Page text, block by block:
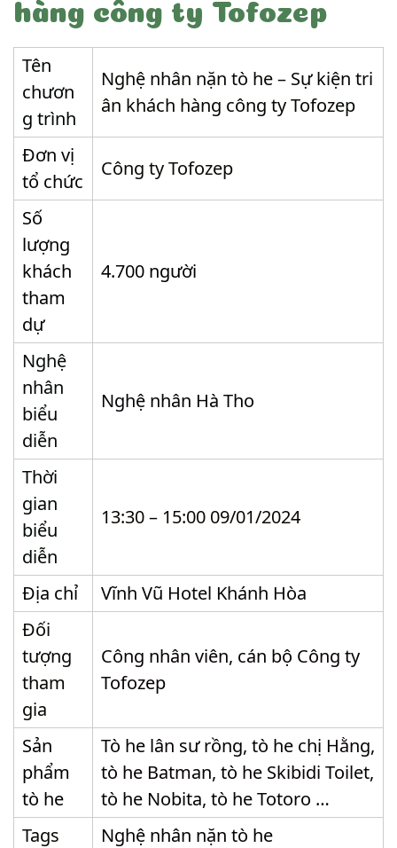
hàng công ty Tofozep
Tên
chươn
g trình
Nghệ nhân nặn tò he – Sự kiện tri
ân khách hàng công ty Tofozep
Đơn vị
tổ chức
Công ty Tofozep
Số
lượng
khách
tham
dự
4.700 người
Nghệ
nhân
biểu
diễn
Nghệ nhân Hà Tho
Thời
gian
biểu
diễn
13:30 – 15:00 09/01/2024
Địa chỉ
Vĩnh Vũ Hotel Khánh Hòa
Đối
tượng
tham
gia
Công nhân viên, cán bộ Công ty
Tofozep
Sản
phẩm
tò he
Tò he lân sư rồng, tò he chị Hằng,
tò he Batman, tò he Skibidi Toilet,
tò he Nobita, tò he Totoro …
Tags
Nghệ nhân nặn tò he